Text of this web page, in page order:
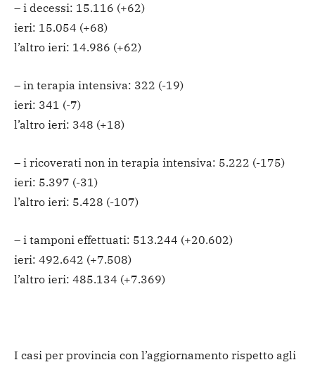
– i decessi: 15.116 (+62)
ieri: 15.054 (+68)
l’altro ieri: 14.986 (+62)
– in terapia intensiva: 322 (-19)
ieri: 341 (-7)
l’altro ieri: 348 (+18)
– i ricoverati non in terapia intensiva: 5.222 (-175)
ieri: 5.397 (-31)
l’altro ieri: 5.428 (-107)
– i tamponi effettuati: 513.244 (+20.602)
ieri: 492.642 (+7.508)
l’altro ieri: 485.134 (+7.369)
I casi per provincia con l’aggiornamento rispetto agli